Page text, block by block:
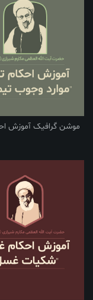
آموزش احکام تیمّم؛